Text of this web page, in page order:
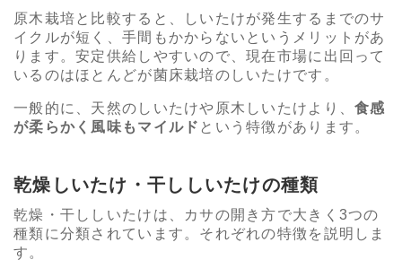
原木栽培と比較すると、しいたけが発生するまでのサ
イクルが短く、手間もかからないというメリットがあ
ります。安定供給しやすいので、現在市場に出回って
いるのはほとんどが菌床栽培のしいたけです。
一般的に、天然のしいたけや原木しいたけより、食感
が柔らかく風味もマイルド という特徴があります。
乾燥しいたけ・干ししいたけの種類
乾燥・干ししいたけは、カサの開き方で大きく3つの
種類に分類されています。それぞれの特徴を説明しま
す。